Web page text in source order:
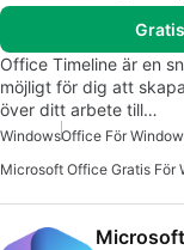
Office Timeline är en
möjligt för dig att
över ditt arbete till…
WindowsOffice För
Microsoft Office Gratis För